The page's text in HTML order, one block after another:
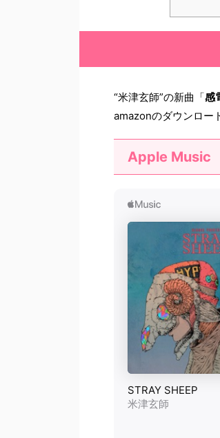
“米津玄師”の新曲「感
amazonのダウンロー
Apple Music